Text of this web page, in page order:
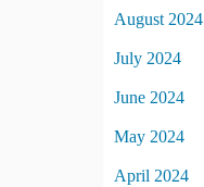
August 2024
July 2024
June 2024
May 2024
April 2024